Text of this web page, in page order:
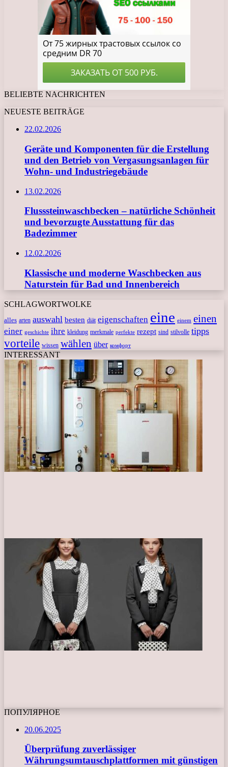
BELIEBTE NACHRICHTEN
NEUESTE BEITRÄGE
22.02.2026
Geräte und Komponenten für die Erstellung
und den Betrieb von Vergasungsanlagen für
Wohn- und Industriegebäude
13.02.2026
Flusssteinwaschbecken – natürliche Schönheit
und bevorzugte Ausstattung für das
Badezimmer
12.02.2026
Klassische und moderne Waschbecken aus
Naturstein für Bad und Innenbereich
SCHLAGWORTWOLKE
alles arten auswahl besten diät eigenschaften eine einem einen
einer geschichte ihre kleidung merkmale perfekte rezept sind stilvolle tipps
vorteile wissen wählen über комфорт
INTERESSANT
ПОПУЛЯРНОЕ
20.06.2025
Überprüfung zuverlässiger
Währungsumtauschplattformen mit günstigen